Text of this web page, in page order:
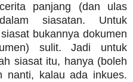
panjang (dan ulas
siasatan. Untuk
bukannya dokumen
sulit. Jadi untuk
siasat itu, hanya (boleh
nanti, kalau ada inkues.